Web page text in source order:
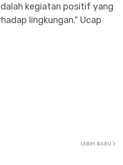
kegiatan positif yang
lingkungan." Ucap
LEBIH BARU